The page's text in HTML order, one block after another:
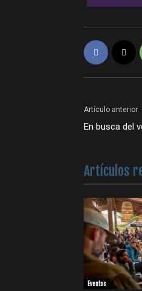
Artículo anterior
En busca del
Artículos
Eventos